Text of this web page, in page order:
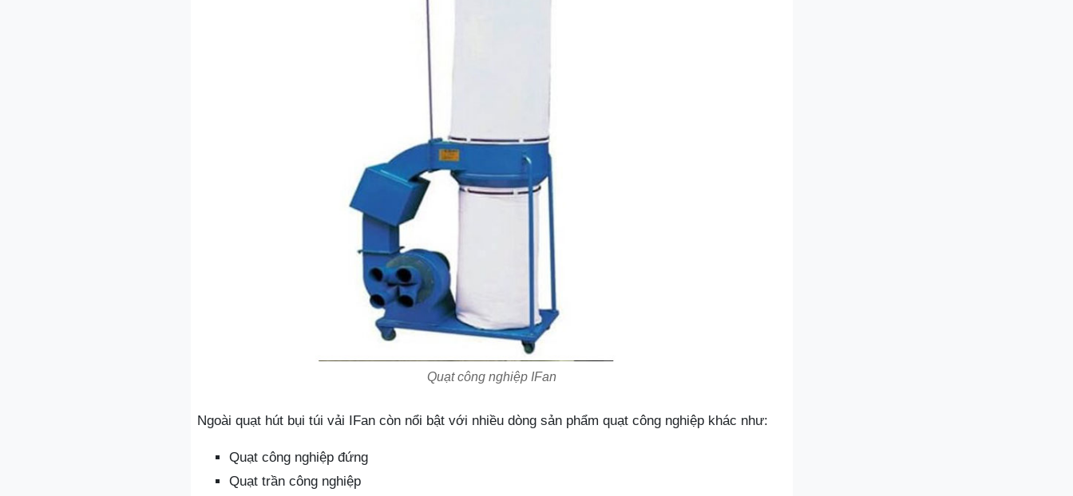
Quạt công nghiệp IFan
Ngoài quạt hút bụi túi vải IFan còn nổi bật với nhiều dòng sản phẩm quạt công nghiệp khác như:
Quạt công nghiệp đứng
Quạt trần công nghiệp